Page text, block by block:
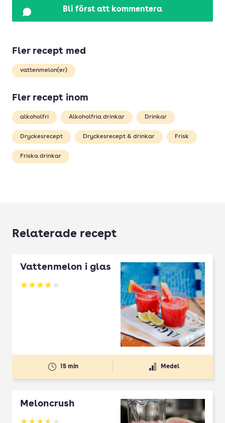
Bli först att kommentera
Fler recept med
vattenmelon(er)
Fler recept inom
alkoholfri Alkoholfria drinkar Drinkar
Dryckesrecept Dryckesrecept & drinkar Frisk
Friska drinkar
Relaterade recept
Vattenmelon i glas
Betyg: 3.81 av 5
15 min Medel
Meloncrush